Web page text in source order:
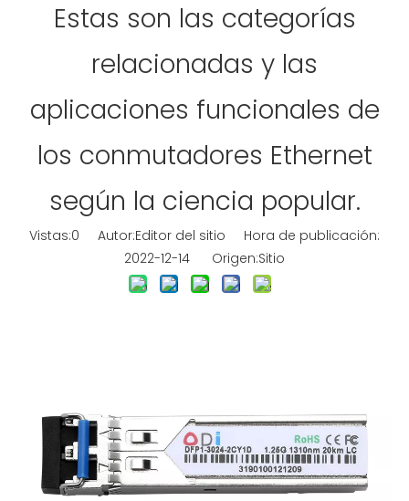
Estas son las categorías
relacionadas y las
aplicaciones funcionales de
los conmutadores Ethernet
según la ciencia popular.
Vistas:0 Autor:Editor del sitio Hora de publicación:
2022-12-14 Origen:Sitio